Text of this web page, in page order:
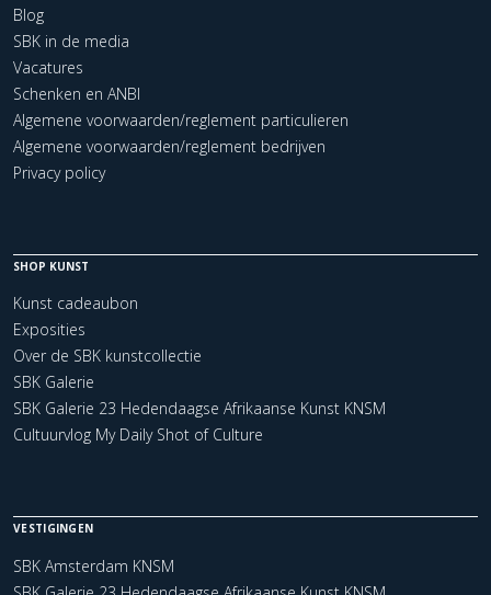
Blog
SBK in de media
Vacatures
Schenken en ANBI
Algemene voorwaarden/reglement particulieren
Algemene voorwaarden/reglement bedrijven
Privacy policy
SHOP KUNST
Kunst cadeaubon
Exposities
Over de SBK kunstcollectie
SBK Galerie
SBK Galerie 23 Hedendaagse Afrikaanse Kunst KNSM
Cultuurvlog My Daily Shot of Culture
VESTIGINGEN
SBK Amsterdam KNSM